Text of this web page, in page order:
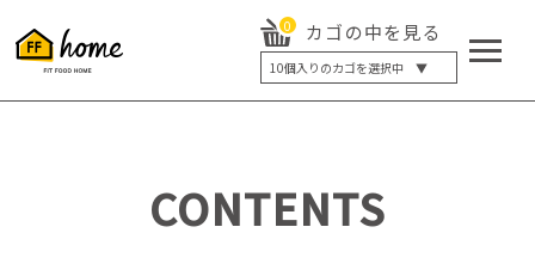
0 カゴの中を見る
10個入りのカゴを選択中 ▼
5個入り
20個入り
最大12%OFF
CONTENTS